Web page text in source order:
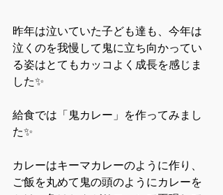
昨年は泣いていた子ども達も、今年は
泣くのを我慢して鬼に立ち向かってい
る姿はとてもカッコよく成長を感じま
した✨
給食では「鬼カレー」を作ってみまし
た✨
カレーはキーマカレーのように作り、
ご飯を丸めて鬼の頭のようにカレーを